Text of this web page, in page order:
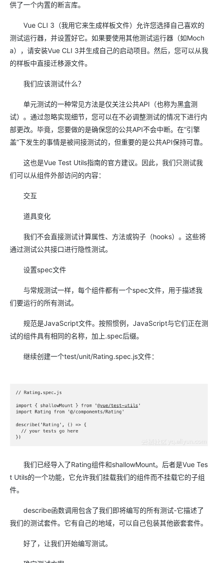
供了一个内置的断言库。
Vue CLI 3（我用它来生成样板文件）允许您选择自己喜欢的
测试运行器，并设置好它。如果要使用其他测试运行器（如Moch
a），请安装Vue CLI 3并生成自己的启动项目。然后，您可以从我
的样板中直接迁移源文件。
我们应该测试什么？
单元测试的一种常见方法是仅关注公共API（也称为黑盒测
试）。通过忽略实现细节，您可以在不必调整测试的情况下进行内
部更改。毕竟，您要做的是确保您的公共API不会中断。在“引擎
盖”下发生的事情是被间接测试的，但重要的是公共API保持可靠。
这也是Vue Test Utils指南的官方建议。因此，我们只测试我
们可以从组件外部访问的内容：
交互
道具变化
我们不会直接测试计算属性、方法或钩子（hooks）。这些将
通过测试公共接口进行隐性测试。
设置spec文件
与常规测试一样，每个组件都有一个spec文件，用于描述我
们要运行的所有测试。
规范是JavaScript文件。按照惯例，JavaScript与它们正在测
试的组件具有相同的名称，加上.spec后缀。
继续创建一个test/unit/Rating.spec.js文件：
我们已经导入了Rating组件和shallowMount。后者是Vue Tes
t Utils的一个功能，它允许我们挂载我们的组件而不挂载它的子组
件。
describe函数调用包含了我们即将编写的所有测试-它描述了
我们的测试套件。它有自己的地域，可以自己包装其他嵌套套件。
好了，让我们开始编写测试。